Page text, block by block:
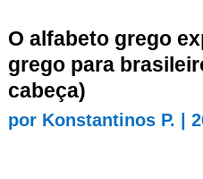
O alfabeto grego
grego para
cabeça)
por Konstantinos P.